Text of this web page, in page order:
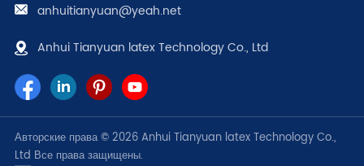
anhuitianyuan@yeah.net
Anhui Tianyuan latex Technology Co., Ltd
Авторские права © 2026 Anhui Tianyuan latex Technology Co.,
Ltd Все права защищены.